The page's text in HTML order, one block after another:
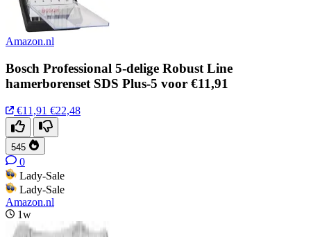
Amazon.nl
Bosch Professional 5-delige Robust Line
hamerborenset SDS Plus-5 voor €11,91
€11,91 €22,48
545
0
Lady-Sale
Lady-Sale
Amazon.nl
1w